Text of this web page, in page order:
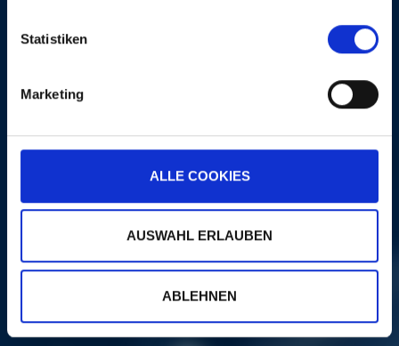
Statistiken
Marketing
ALLE COOKIES
AUSWAHL ERLAUBEN
ABLEHNEN
ZUCCHERO